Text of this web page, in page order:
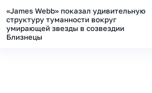
«James Webb» показал удивительную
структуру туманности вокруг
умирающей звезды в созвездии
Близнецы